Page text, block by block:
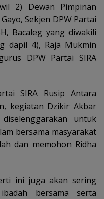
2) Dewan Pimpinan
Sekjen DPW Partai
Bacaleg yang diwakili
dapil 4), Raja Mukmin
DPW Partai SIRA
SIRA Rusip Antara
kegiatan Dzikir Akbar
untuk
bersama masyarakat
dan memohon Ridha
ini juga akan sering
bersama serta